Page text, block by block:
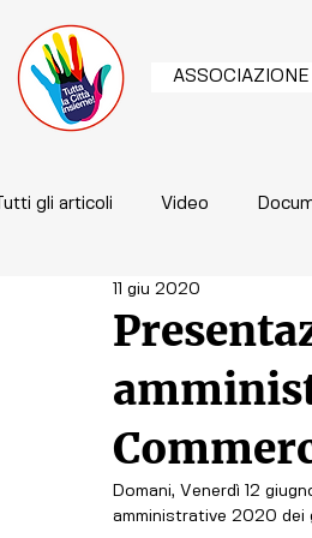
ASSOCIAZIONE
Tutti gli articoli Video
11 giu 2020
Domani, Venerdì 12
amministrative 2020 dei